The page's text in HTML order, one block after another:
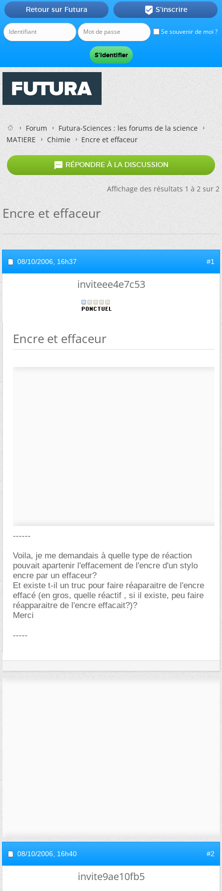
Se souvenir de moi ?
Retour sur Futura  S'inscrire
Forum
Futura-Sciences : les forums de la science
MATIERE
Chimie Encre et effaceur
 RÉPONDRE À LA DISCUSSION
Affichage des résultats 1 à 2 sur 2
Encre et effaceur
08/10/2006, 16h37 #1
inviteee4e7c53
Encre et effaceur
------
Voila, je me demandais à quelle type de réaction
pouvait apartenir l'effacement de l'encre d'un stylo
encre par un effaceur?
Et existe t-il un truc pour faire réaparaitre de l'encre
effacé (en gros, quelle réactif , si il existe, peu faire
réapparaitre de l'encre effacait?)?
Merci
-----
08/10/2006, 16h40 #2
invite9ae10fb5